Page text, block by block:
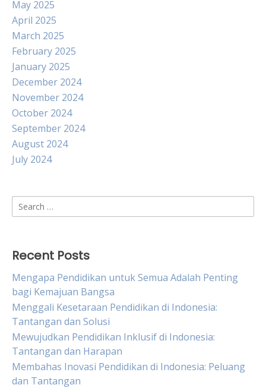
May 2025
April 2025
March 2025
February 2025
January 2025
December 2024
November 2024
October 2024
September 2024
August 2024
July 2024
Search
for:
Recent Posts
Mengapa Pendidikan untuk Semua Adalah Penting
bagi Kemajuan Bangsa
Menggali Kesetaraan Pendidikan di Indonesia:
Tantangan dan Solusi
Mewujudkan Pendidikan Inklusif di Indonesia:
Tantangan dan Harapan
Membahas Inovasi Pendidikan di Indonesia: Peluang
dan Tantangan